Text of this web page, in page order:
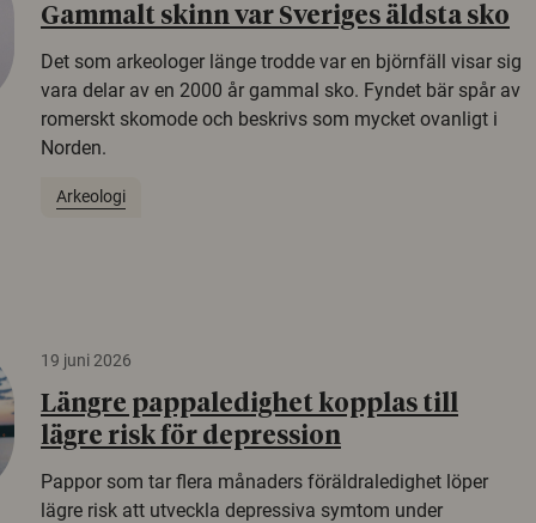
Gammalt skinn var Sveriges äldsta sko
Det som arkeologer länge trodde var en björnfäll visar sig
vara delar av en 2000 år gammal sko. Fyndet bär spår av
romerskt skomode och beskrivs som mycket ovanligt i
Norden.
Arkeologi
19 juni 2026
Längre pappaledighet kopplas till
lägre risk för depression
Pappor som tar flera månaders föräldraledighet löper
lägre risk att utveckla depressiva symtom under